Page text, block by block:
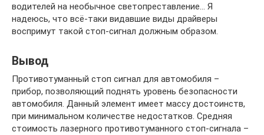
водителей на необычное светопреставление… Я
надеюсь, что всё-таки видавшие виды драйверы
воспримут такой стоп-сигнал должным образом.
Вывод
Противотуманный стоп сигнал для автомобиля –
прибор, позволяющий поднять уровень безопасности
автомобиля. Данный элемент имеет массу достоинств,
при минимальном количестве недостатков. Средняя
стоимость лазерного противотуманного стоп-сигнала –